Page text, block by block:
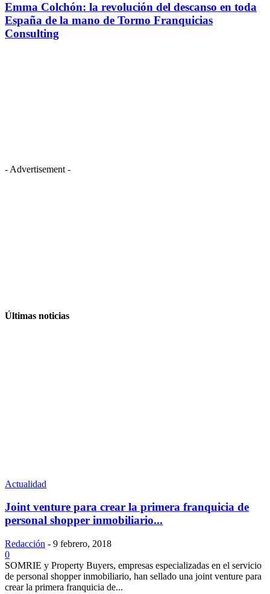
Emma Colchón: la revolución del descanso en toda
España de la mano de Tormo Franquicias
Consulting
- Advertisement -
Últimas noticias
Actualidad
Joint venture para crear la primera franquicia de
personal shopper inmobiliario...
Redacción - 9 febrero, 2018
0
SOMRIE y Property Buyers, empresas especializadas en el servicio
de personal shopper inmobiliario, han sellado una joint venture para
crear la primera franquicia de...